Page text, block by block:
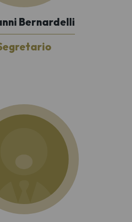
Bernardelli